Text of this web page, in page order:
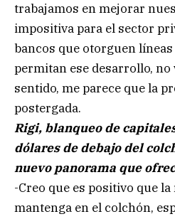
trabajamos en mejorar
impositiva para el sector
bancos que otorguen
permitan ese desarrollo, no
sentido, me parece que la
postergada.
Rigi, blanqueo de
dólares de debajo del
nuevo panorama que
-Creo que es positivo que
mantenga en el colchón,